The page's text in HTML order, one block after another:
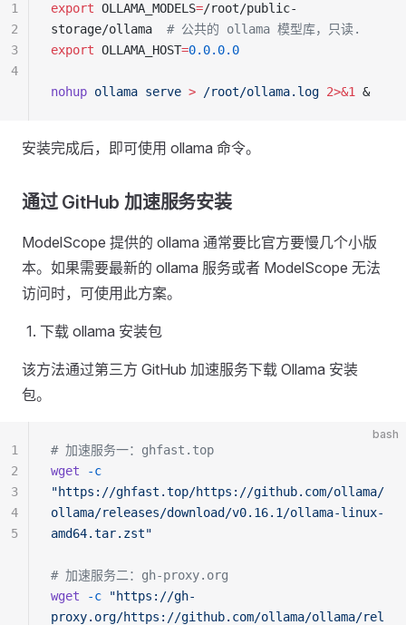
export OLLAMA_MODELS=/root/public-
storage/ollama # 公共的 ollama 模型库，只读.
export OLLAMA_HOST=0.0.0.0
nohup ollama serve > /root/ollama.log 2>&1 &
1
2
3
4
安装完成后，即可使用 ollama 命令。
通过 GitHub 加速服务安装
ModelScope 提供的 ollama 通常要比官方要慢几个小版
本。如果需要最新的 ollama 服务或者 ModelScope 无法
访问时，可使用此方案。
下载 ollama 安装包
该方法通过第三方 GitHub 加速服务下载 Ollama 安装
包。
bash
# 加速服务一：ghfast.top
wget -c
"https://ghfast.top/https://github.com/ollama/
ollama/releases/download/v0.16.1/ollama-linux-
amd64.tar.zst"
# 加速服务二：gh-proxy.org
wget -c "https://gh-
proxy.org/https://github.com/ollama/ollama/rel
1
2
3
4
5